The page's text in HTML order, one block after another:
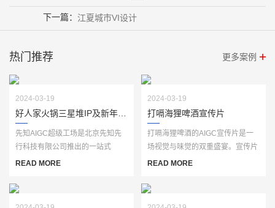
下一篇： 江夏城市VI设计
热门推荐 更多案例
2024-03-19
好人家火锅三星堆IP及新年视频
先知AIGC超级工场是北京先知先
行科技有限公司推出的一站式
AIGC生产服务平台，基于自主研
READ MORE
2024-03-19
打嗝海狸啤酒宣传片
打嗝海狸啤酒的AIGC宣传片是一
场视觉与味觉的双重盛宴。宣传片
以独特的创意和精美的画面，生动
READ MORE